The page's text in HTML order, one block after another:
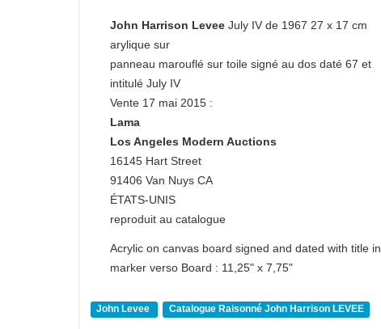
John Harrison Levee July IV de 1967 27 x 17 cm
arylique sur
panneau marouflé sur toile signé au dos daté 67 et
intitulé July IV
Vente 17 mai 2015 :
Lama
Los Angeles Modern Auctions
16145 Hart Street
91406 Van Nuys CA
ÉTATS-UNIS
reproduit au catalogue
Acrylic on canvas board signed and dated with title in
marker verso Board : 11,25" x 7,75"
John Levee Catalogue Raisonné John Harrison LEVEE